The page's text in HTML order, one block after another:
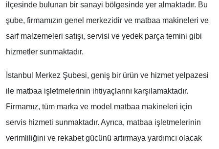
ilçesinde bulunan bir sanayi bölgesinde yer almaktadır. Bu
şube, firmamızın genel merkezidir ve matbaa makineleri ve
sarf malzemeleri satışı, servisi ve yedek parça temini gibi
hizmetler sunmaktadır.
İstanbul Merkez Şubesi, geniş bir ürün ve hizmet yelpazesi
ile matbaa işletmelerinin ihtiyaçlarını karşılamaktadır.
Firmamız, tüm marka ve model matbaa makineleri için
servis hizmeti sunmaktadır. Ayrıca, matbaa işletmelerinin
verimliliğini ve rekabet gücünü artırmaya yardımcı olacak